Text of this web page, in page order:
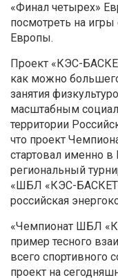
«Финал четырех»
посмотреть на
Европы.
Проект «КЭС-
как можно
занятия
масштабным
территории
что проект
стартовал именно
региональный
«ШБЛ «КЭС-
российская
«Чемпионат ШБЛ
пример тесного
всего спортивного
проект на